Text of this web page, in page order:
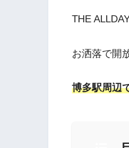
THE
お洒落で開
博多駅周辺